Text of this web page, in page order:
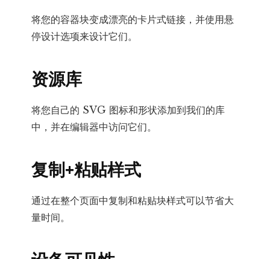
将您的容器块变成漂亮的卡片式链接，并使用悬
停设计选项来设计它们。
资源库
将您自己的 SVG 图标和形状添加到我们的库
中，并在编辑器中访问它们。
复制+粘贴样式
通过在整个页面中复制和粘贴块样式可以节省大
量时间。